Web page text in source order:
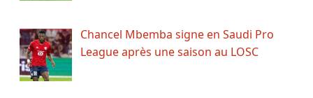
Chancel Mbemba signe en Saudi Pro
League après une saison au LOSC